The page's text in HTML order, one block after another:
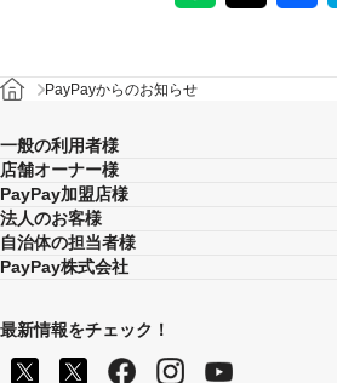
PayPayからのお知らせ
一般の利用者様
店舗オーナー様
PayPay加盟店様
法人のお客様
自治体の担当者様
PayPay株式会社
最新情報をチェック！